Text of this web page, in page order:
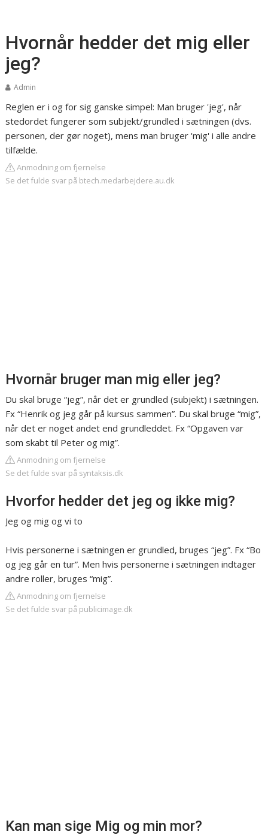
Hvornår hedder det mig eller
jeg?
Admin
Reglen er i og for sig ganske simpel: Man bruger 'jeg', når
stedordet fungerer som subjekt/grundled i sætningen (dvs.
personen, der gør noget), mens man bruger 'mig' i alle andre
tilfælde.
Anmodning om fjernelse
Se det fulde svar på btech.medarbejdere.au.dk
Hvornår bruger man mig eller jeg?
Du skal bruge “jeg”, når det er grundled (subjekt) i sætningen.
Fx “Henrik og jeg går på kursus sammen”. Du skal bruge “mig”,
når det er noget andet end grundleddet. Fx “Opgaven var
som skabt til Peter og mig”.
Anmodning om fjernelse
Se det fulde svar på syntaksis.dk
Hvorfor hedder det jeg og ikke mig?
Jeg og mig og vi to
Hvis personerne i sætningen er grundled, bruges “jeg”. Fx “Bo
og jeg går en tur”. Men hvis personerne i sætningen indtager
andre roller, bruges “mig”.
Anmodning om fjernelse
Se det fulde svar på publicimage.dk
Kan man sige Mig og min mor?